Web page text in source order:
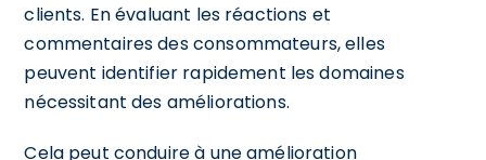
clients. En évaluant les réactions et
commentaires des consommateurs, elles
peuvent identifier rapidement les domaines
nécessitant des améliorations.
Cela peut conduire à une amélioration